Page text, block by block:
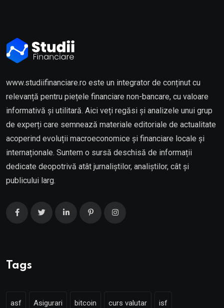
www.studiifinanciare.ro este un integrator de conținut cu
relevanță pentru piețele financiare non-bancare, cu valoare
informativă și utilitară. Aici veți regăsi și analizele unui grup
de experți care semnează materiale editoriale de actualitate
acoperind evoluții macroeconomice și financiare locale și
internaționale. Suntem o sursă deschisă de informații
dedicate deopotrivă atât jurnaliștilor, analiștilor, cât și
publicului larg.
Tags
asf Asigurari bitcoin curs valutar isf